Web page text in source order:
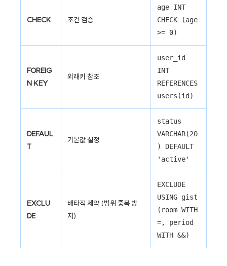
CHECK 조건 검증
age INT
CHECK (age
>= 0)
FOREIG
N KEY
외래키 참조
user_id
INT
REFERENCES
users(id)
DEFAUL
T
기본값 설정
status
VARCHAR(20
) DEFAULT
'active'
EXCLU
DE
배타적 제약 (범위 중복 방
지)
EXCLUDE
USING gist
(room WITH
=, period
WITH &&)